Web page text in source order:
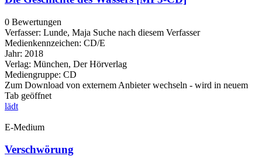
0 Bewertungen
Verfasser: Lunde, Maja Suche nach diesem Verfasser
Medienkennzeichen: CD/E
Jahr: 2018
Verlag: München, Der Hörverlag
Mediengruppe: CD
Zum Download von externem Anbieter wechseln - wird in neuem
Tab geöffnet
lädt
E-Medium
Verschwörung